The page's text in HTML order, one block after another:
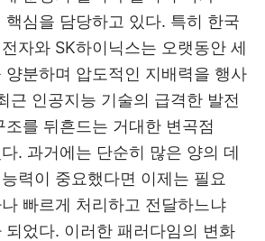
핵심을 담당하고 있다. 특히 한국
자와 SK하이닉스는 오랫동안 세
양분하며 압도적인 지배력을 행사
근 인공지능 기술의 급격한 발전
조를 뒤흔드는 거대한 변곡점
. 과거에는 단순히 많은 양의 데
력이 중요했다면 이제는 필요
빠르게 처리하고 전달하느냐
되었다. 이러한 패러다임의 변화